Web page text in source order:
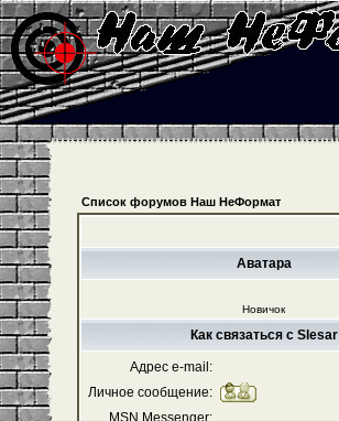
Список форумов Наш НеФормат
Аватара
Новичок
Как связаться с Slesar
Адрес e-mail:
Личное сообщение:
MSN Messenger: